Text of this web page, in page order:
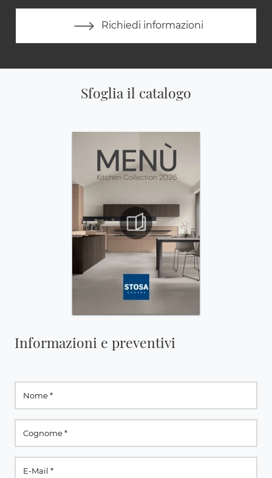
Richiedi informazioni
Sfoglia il catalogo
Informazioni e preventivi